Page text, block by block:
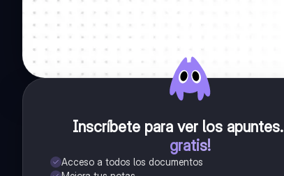
Inscríbete para ver los apuntes.
gratis!
Acceso a todos los documentos